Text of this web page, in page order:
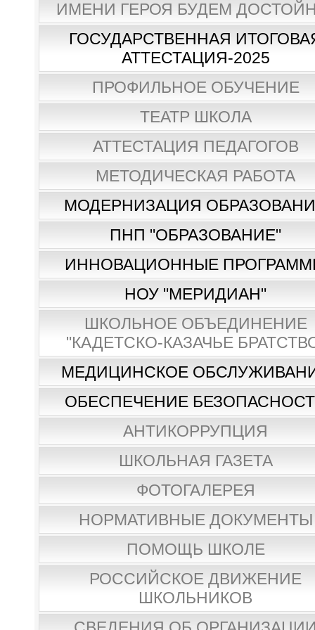
ИМЕНИ ГЕРОЯ БУДЕМ
ГОСУДАРСТВЕННАЯ
АТТЕСТАЦИЯ-2025
ПРОФИЛЬНОЕ ОБУЧЕНИЕ
ТЕАТР ШКОЛА
АТТЕСТАЦИЯ ПЕДАГОГОВ
МЕТОДИЧЕСКАЯ РАБОТА
МОДЕРНИЗАЦИЯ
ПНП "ОБРАЗОВАНИЕ"
ИННОВАЦИОННЫЕ
НОУ "МЕРИДИАН"
ШКОЛЬНОЕ ОБЪЕДИНЕНИЕ
"КАДЕТСКО-КАЗАЧЬЕ
МЕДИЦИНСКОЕ
ОБЕСПЕЧЕНИЕ
АНТИКОРРУПЦИЯ
ШКОЛЬНАЯ ГАЗЕТА
ФОТОГАЛЕРЕЯ
НОРМАТИВНЫЕ ДОКУМЕНТЫ
ПОМОЩЬ ШКОЛЕ
РОССИЙСКОЕ ДВИЖЕНИЕ
ШКОЛЬНИКОВ